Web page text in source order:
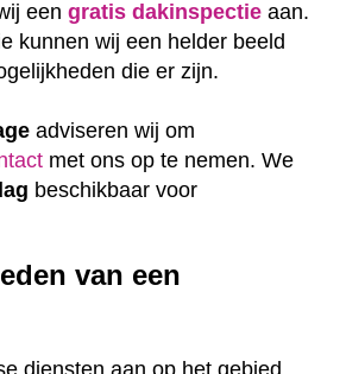
een gratis dakinspectie aan.
kunnen wij een helder beeld
die er zijn.
adviseren wij om
met ons op te nemen. We
beschikbaar voor
van een